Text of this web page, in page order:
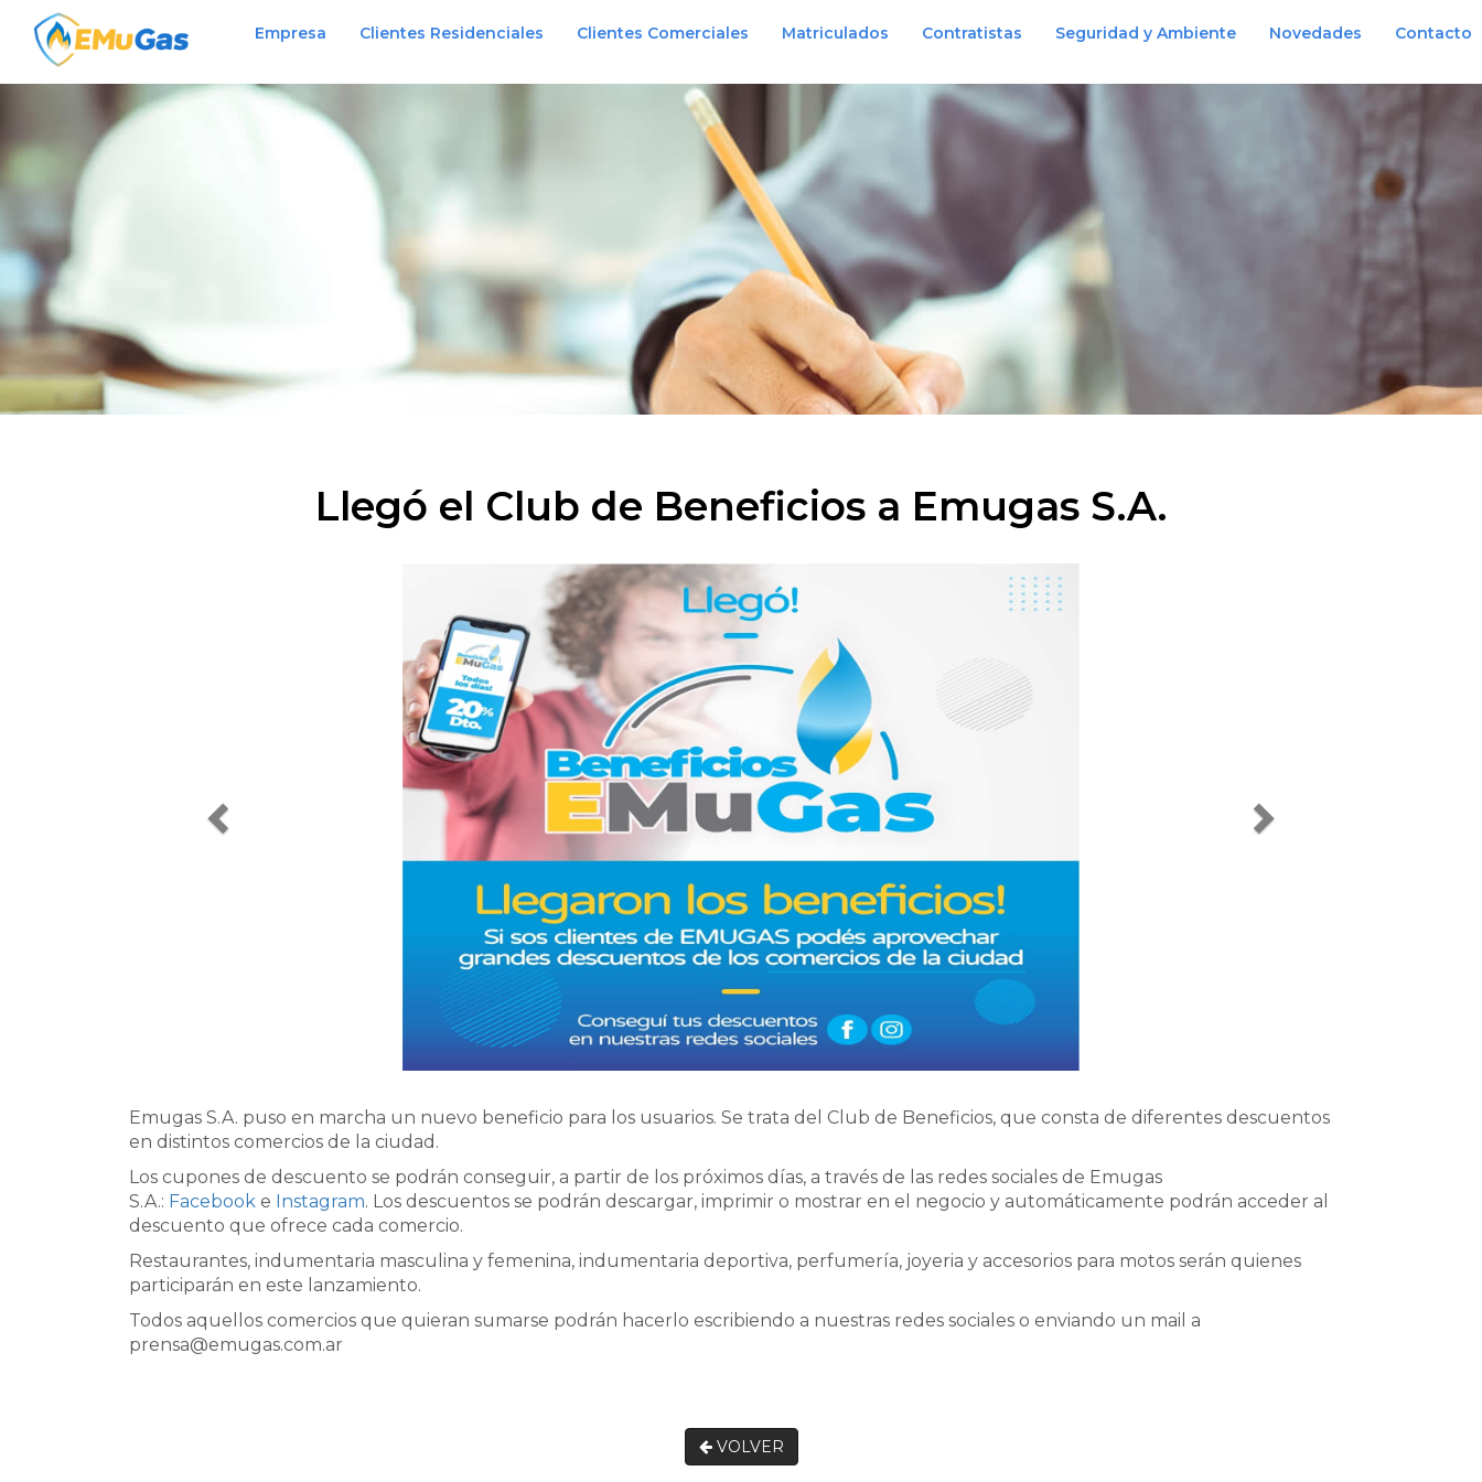
Empresa Clientes Residenciales Clientes Comerciales Matriculados Contratistas Seguridad y Ambiente Novedades Contacto
Llegó el Club de Beneficios a Emugas S.A.
Emugas S.A. puso en marcha un nuevo beneficio para los usuarios. Se trata del Club de Beneficios, que consta de diferentes descuentos
en distintos comercios de la ciudad.
Los cupones de descuento se podrán conseguir, a partir de los próximos días, a través de las redes sociales de Emugas
S.A.: Facebook e Instagram. Los descuentos se podrán descargar, imprimir o mostrar en el negocio y automáticamente podrán acceder al
descuento que ofrece cada comercio.
Restaurantes, indumentaria masculina y femenina, indumentaria deportiva, perfumería, joyeria y accesorios para motos serán quienes
participarán en este lanzamiento.
Todos aquellos comercios que quieran sumarse podrán hacerlo escribiendo a nuestras redes sociales o enviando un mail a
prensa@emugas.com.ar
VOLVER